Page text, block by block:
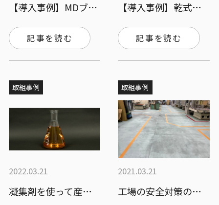
【導入事例】MDブースクリヤーで産廃コス…
記事を読む
【導入事例】乾式ブースの導入
記事を読む
取組事例
2022.03.21
凝集剤を使って産廃費用を削減！具体的な効…
取組事例
2021.03.21
工場の安全対策のための防滑塗装工事のご依…